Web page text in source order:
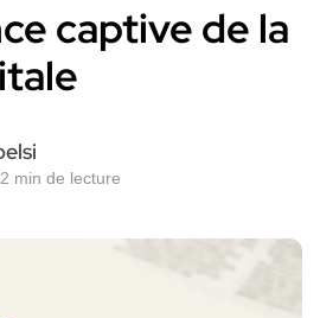
captive de la
2 min de lecture